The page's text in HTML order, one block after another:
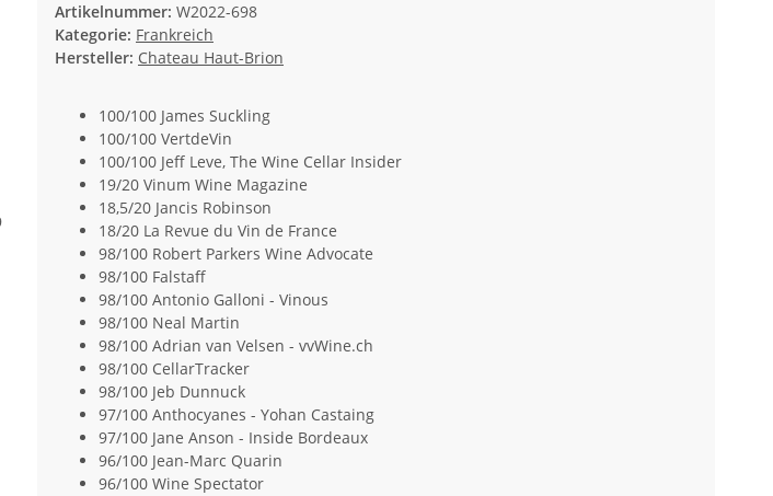
Artikelnummer: W2022-698
Kategorie: Frankreich
Hersteller: Chateau Haut-Brion
100/100 James Suckling
100/100 VertdeVin
100/100 Jeff Leve, The Wine Cellar Insider
19/20 Vinum Wine Magazine
18,5/20 Jancis Robinson
18/20 La Revue du Vin de France
98/100 Robert Parkers Wine Advocate
98/100 Falstaff
98/100 Antonio Galloni - Vinous
98/100 Neal Martin
98/100 Adrian van Velsen - vvWine.ch
98/100 CellarTracker
98/100 Jeb Dunnuck
97/100 Anthocyanes - Yohan Castaing
97/100 Jane Anson - Inside Bordeaux
96/100 Jean-Marc Quarin
96/100 Wine Spectator